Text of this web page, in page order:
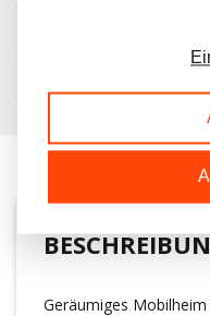
KOSTENLOSER
KUNDEN
Geräumiges